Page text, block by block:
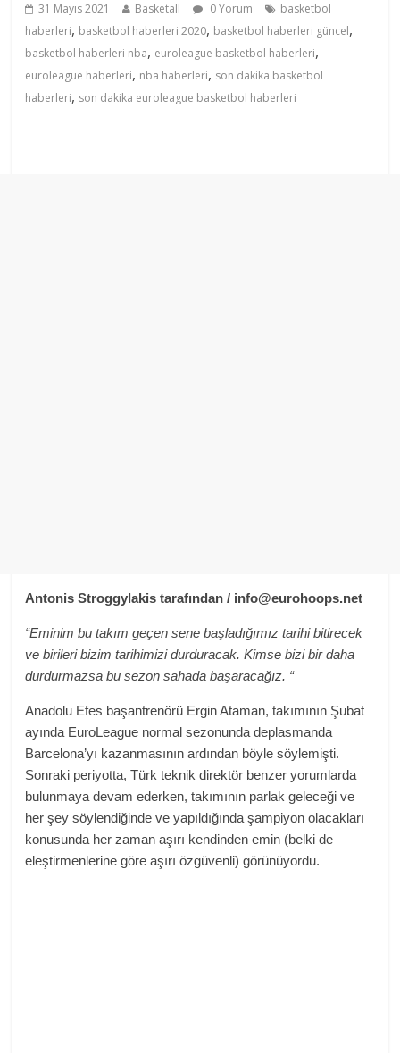
31 Mayıs 2021 Basketall 0 Yorum
basketbol
haberleri, basketbol haberleri 2020, basketbol haberleri güncel,
basketbol haberleri nba, euroleague basketbol haberleri,
euroleague haberleri, nba haberleri, son dakika basketbol
haberleri, son dakika euroleague basketbol haberleri
Antonis Stroggylakis tarafından / info@eurohoops.net
“Eminim bu takım geçen sene başladığımız tarihi bitirecek
ve birileri bizim tarihimizi durduracak. Kimse bizi bir daha
durdurmazsa bu sezon sahada başaracağız. “
Anadolu Efes başantrenörü Ergin Ataman, takımının Şubat
ayında EuroLeague normal sezonunda deplasmanda
Barcelona’yı kazanmasının ardından böyle söylemişti.
Sonraki periyotta, Türk teknik direktör benzer yorumlarda
bulunmaya devam ederken, takımının parlak geleceği ve
her şey söylendiğinde ve yapıldığında şampiyon olacakları
konusunda her zaman aşırı kendinden emin (belki de
eleştirmenlerine göre aşırı özgüvenli) görünüyordu.